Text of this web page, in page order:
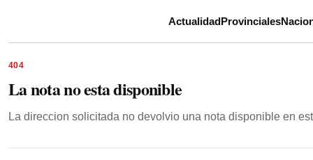
ActualidadProvinciales
404
La nota no esta disponible
La direccion solicitada no devolvio una nota disponible en